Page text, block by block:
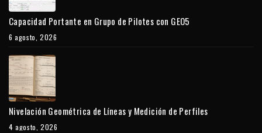
Capacidad Portante en Grupo de Pilotes con GEO5
6 agosto, 2026
Nivelación Geométrica de Líneas y Medición de Perfiles
4 agosto, 2026